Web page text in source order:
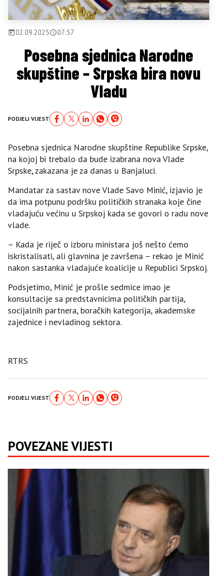
02.09.2025 07:57
Posebna sjednica Narodne
skupštine – Srpska bira novu
Vladu
PODJELI VIJEST
Posebna sjednica Narodne skupštine Republike Srpske,
na kojoj bi trebalo da bude izabrana nova Vlade
Srpske, zakazana je za danas u Banjaluci.
Mandatar za sastav nove Vlade Savo Minić, izjavio je
da ima potpunu podršku političkih stranaka koje čine
vladajuću većinu u Srpskoj kada se govori o radu nove
vlade.
– Kada je riječ o izboru ministara još nešto ćemo
iskristalisati, ali glavnina je završena – rekao je Minić
nakon sastanka vladajuće koalicije u Republici Srpskoj.
Podsjetimo, Minić je prošle sedmice imao je
konsultacije sa predstavnicima političkih partija,
socijalnih partnera, boračkih kategorija, akademske
zajednice i nevladinog sektora.
RTRS
PODJELI VIJEST
POVEZANE VIJESTI